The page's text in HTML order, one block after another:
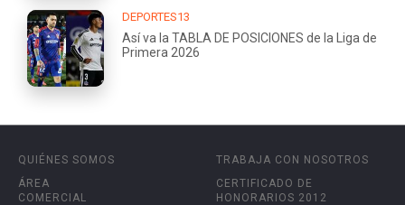
DEPORTES13
Así va la TABLA DE POSICIONES de la Liga de
Primera 2026
QUIÉNES SOMOS
ÁREA
COMERCIAL
TRABAJA CON NOSOTROS
CERTIFICADO DE
HONORARIOS 2012